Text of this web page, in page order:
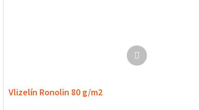
Vlizelín Ronolin 80 g/m2
Další
produkt